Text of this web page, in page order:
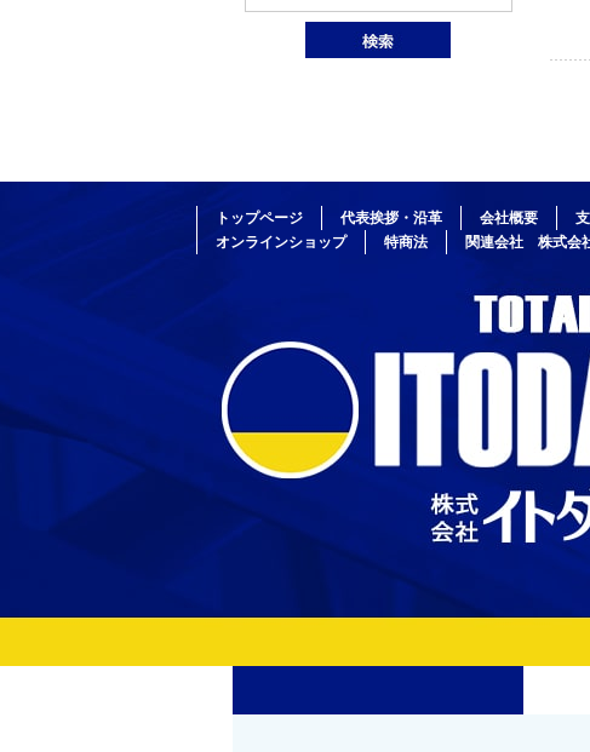
トップページ 代表挨拶・沿革 会社概要
オンラインショップ
特商法 関連会社 株式会